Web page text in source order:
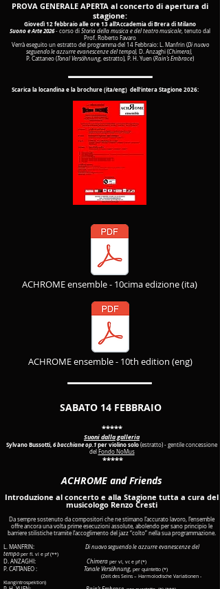
PROVA GENERALE APERTA al concerto di apertura di
stagione:
Giovedì 12 febbraio alle ore 13 all'Accademia di Brera di Milano
Suono e Arte 2026 - corso di Storia della musica e del teatro musicale, tenuto dal
Prof. Roberto Favaro
Verrà eseguito un estratto del programma del 14 Febbraio: L. Manfrin (Di nuovo
seguendo le azzurre evanescenze del tempo), D. Anzaghi (Chimera),
P. Cattaneo (Tonal Versöhnung, estratto), P. H. Yuen (Rain’s Embrace)
Scarica la locandina e la brochure (ita/eng) dell'intera Stagione 2026:
ACHROME ensemble - 10cima edizione (ita)
ACHROME ensemble - 10th edition (eng)
SABATO 14 FEBBRAIO
*****
Suoni dalla galleria
Sylvano Bussotti,6 bacchiane op.1per violino solo (estratto) - gentile concessione
del Fondo NoMus
*****
ACHROME and Friends
Introduzione al concerto e alla Stagione tutta a cura del
musicologo Renzo Cresti
Da sempre sostenuto da compositori che ne stimano l’accurato lavoro, l’ensemble
offre ancora una volta prime esecuzioni assolute, abolendo per sano principio le
barriere stilistiche tramite l’accoglimento del jazz “colto” nella sua programmazione.
L. MANFRIN: Di nuovo seguendo le azzurre evanescenze del
tempo per fl. vl e pf (**)
D. ANZAGHI: Chimera per vl, vc e pf (*)
P. CATTANEO : Tonale Versöhnung, per quintetto (*)
(Zeit des Seins – Harmolodische Variationen -
Klangintrospektion)